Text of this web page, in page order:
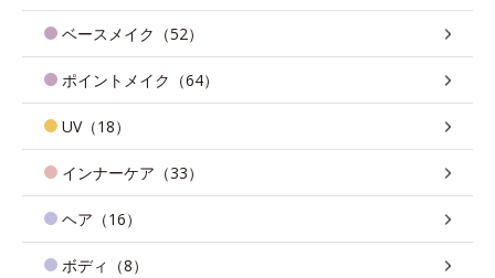
ベースメイク（52）
ポイントメイク（64）
UV（18）
インナーケア（33）
ヘア（16）
ボディ（8）